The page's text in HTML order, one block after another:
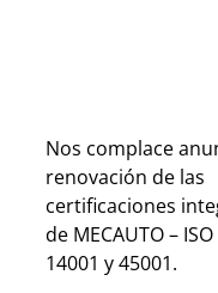
Nos complace
renovación de las
certificaciones
de MECAUTO –
14001 y 45001.